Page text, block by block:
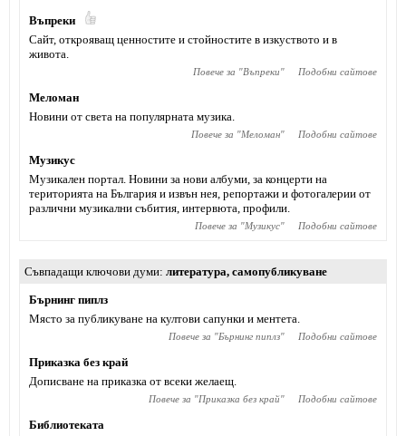
Въпреки
Сайт, открояващ ценностите и стойностите в изкуството и в
живота.
Повече за "Въпреки" Подобни сайтове
Меломан
Новини от света на популярната музика.
Повече за "Меломан" Подобни сайтове
Музикус
Музикален портал. Новини за нови албуми, за концерти на
територията на България и извън нея, репортажи и фотогалерии от
различни музикални събития, интервюта, профили.
Повече за "Музикус" Подобни сайтове
Съвпадащи ключови думи литература, самопубликуване
Бърнинг пиплз
Място за публикуване на култови сапунки и ментета.
Повече за "Бърнинг пиплз" Подобни сайтове
Приказка без край
Дописване на приказка от всеки желаещ.
Повече за "Приказка без край" Подобни сайтове
Библиотеката